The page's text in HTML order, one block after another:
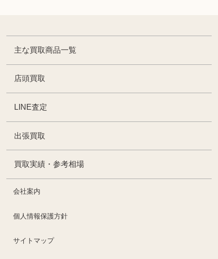
主な買取商品一覧
店頭買取
LINE査定
出張買取
買取実績・参考相場
会社案内
個人情報保護方針
サイトマップ